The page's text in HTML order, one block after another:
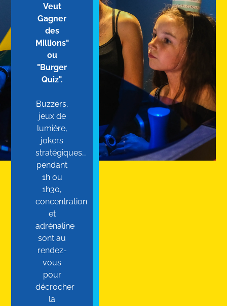
Veut
Gagner
des
Millions"
ou
"Burger
Quiz".
Buzzers,
jeux de
lumière,
jokers
stratégiques…
pendant
1h ou
1h30,
concentration
et
adrénaline
sont au
rendez-
vous
pour
décrocher
la